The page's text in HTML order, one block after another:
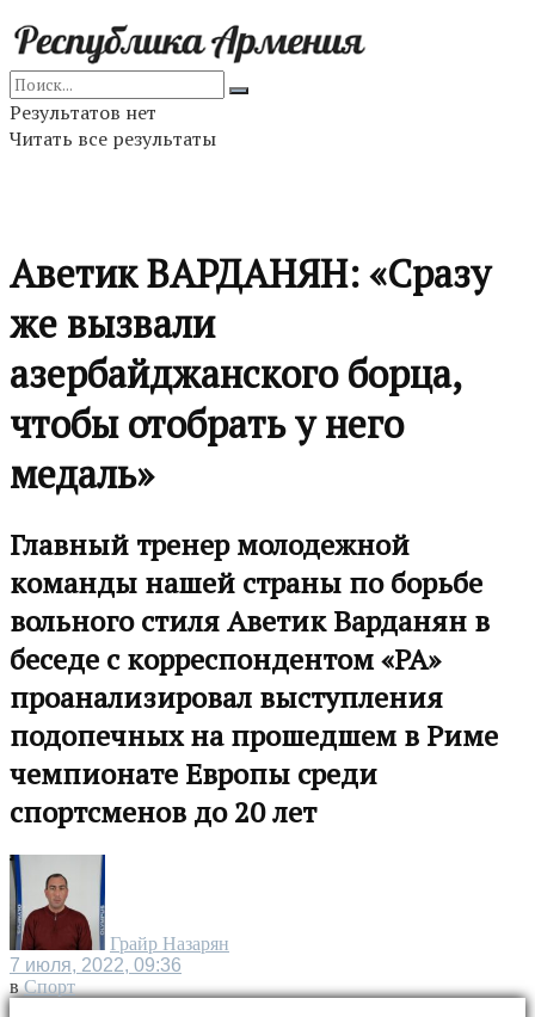
Результатов нет
Читать все результаты
Аветик ВАРДАНЯН: «Сразу
же вызвали
азербайджанского борца,
чтобы отобрать у него
медаль»
Главный тренер молодежной
команды нашей страны по борьбе
вольного стиля Аветик Варданян в
беседе с корреспондентом «РА»
проанализировал выступления
подопечных на прошедшем в Риме
чемпионате Европы среди
спортсменов до 20 лет
Грайр Назарян
7 июля, 2022, 09:36
в Спорт